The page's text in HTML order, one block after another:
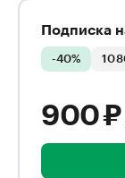
Подписка
-40% 10
900 ₽